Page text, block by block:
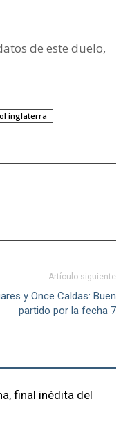
de este duelo,
inglaterra
Artículo siguiente
y Once Caldas: Buen
partido por la fecha 7
final inédita del